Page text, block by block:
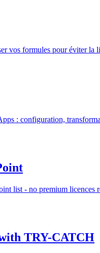
vos formules pour éviter la
: configuration,
list - no premium licences
TRY-CATCH